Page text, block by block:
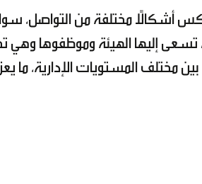
مختلفة من التواصل، سواء
إليها الهيئة وموظفوها وهي
المستويات الإدارية، ما